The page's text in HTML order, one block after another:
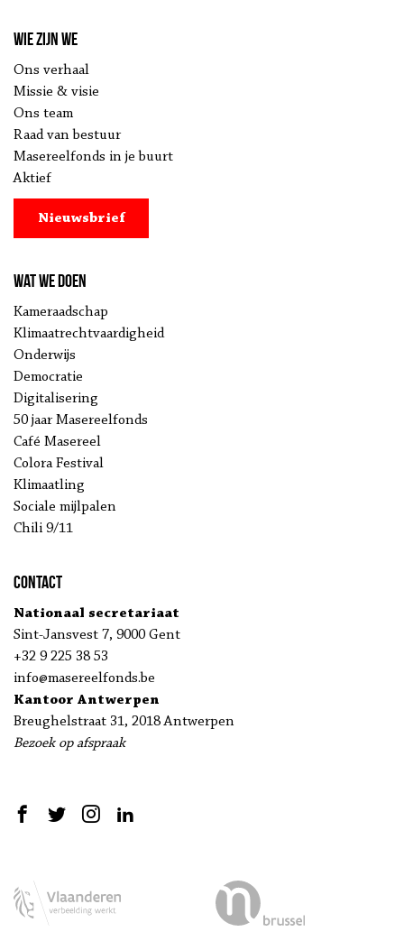
Wie zijn we
Ons verhaal
Missie & visie
Ons team
Raad van bestuur
Masereelfonds in je buurt
Aktief
Nieuwsbrief
Wat we doen
Kameraadschap
Klimaatrechtvaardigheid
Onderwijs
Democratie
Digitalisering
50 jaar Masereelfonds
Café Masereel
Colora Festival
Klimaatling
Sociale mijlpalen
Chili 9/11
Contact
Nationaal secretariaat
Sint-Jansvest 7, 9000 Gent
+32 9 225 38 53
info@masereelfonds.be
Kantoor Antwerpen
Breughelstraat 31, 2018 Antwerpen
Bezoek op afspraak